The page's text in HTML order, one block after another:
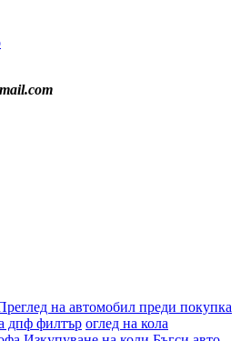
на автомобил преди покупка
дпф филтър оглед на кола